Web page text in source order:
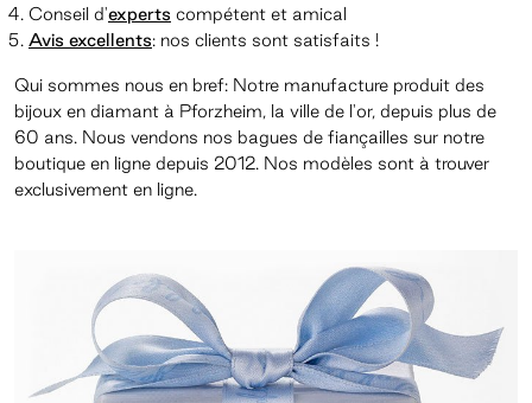
Conseil d'experts compétent et amical
Avis excellents: nos clients sont satisfaits !
Qui sommes nous en bref: Notre manufacture produit des
bijoux en diamant à Pforzheim, la ville de l'or, depuis plus de
60 ans. Nous vendons nos bagues de fiançailles sur notre
boutique en ligne depuis 2012. Nos modèles sont à trouver
exclusivement en ligne.